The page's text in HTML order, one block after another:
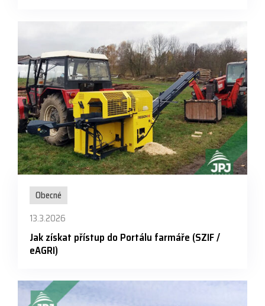
Obecné
13.3.2026
Jak získat přístup do Portálu farmáře (SZIF /
eAGRI)